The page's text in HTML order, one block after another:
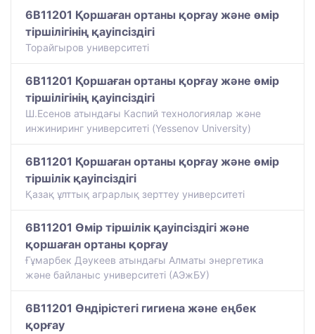
6B11201 Қоршаған ортаны қорғау және өмір
тіршілігінің қауіпсіздігі
Торайгыров университеті
6B11201 Қоршаған ортаны қорғау және өмір
тіршілігінің қауіпсіздігі
Ш.Есенов атындағы Каспий технологиялар және
инжиниринг университеті (Yessenov University)
6B11201 Қоршаған ортаны қорғау және өмір
тіршілік қауіпсіздігі
Қазақ ұлттық аграрлық зерттеу университеті
6B11201 Өмір тіршілік қауіпсіздігі және
қоршаған ортаны қорғау
Ғұмарбек Дәукеев атындағы Алматы энергетика
және байланыс университеті (АЭжБУ)
6B11201 Өндірістегі гигиена және еңбек
қорғау